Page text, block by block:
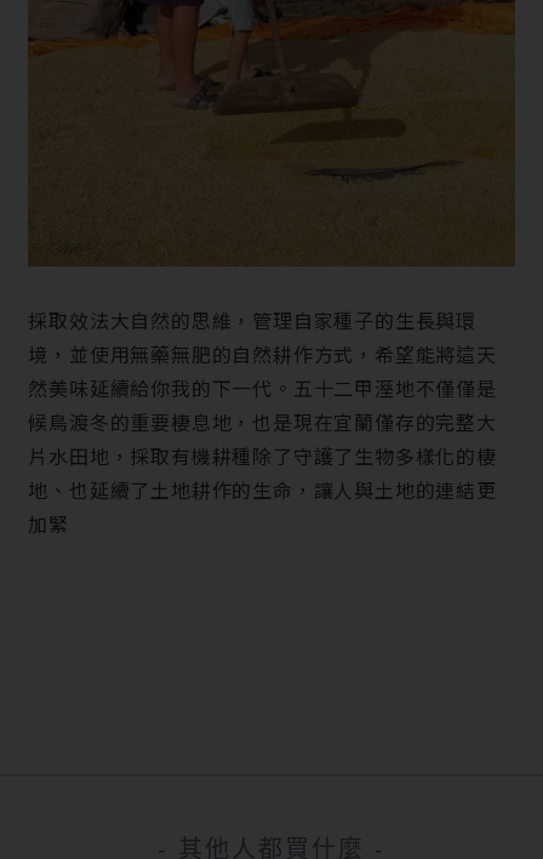
採取效法大自然的思維，管理自家種子的生長與環
境，並使用無藥無肥的自然耕作方式，希望能將這天
然美味延續給你我的下一代。五十二甲溼地不僅僅是
候鳥渡冬的重要棲息地，也是現在宜蘭僅存的完整大
片水田地，採取有機耕種除了守護了生物多樣化的棲
地、也延續了土地耕作的生命，讓人與土地的連結更
加緊
- 其他人都買什麼 -